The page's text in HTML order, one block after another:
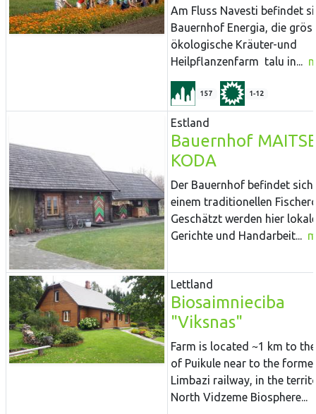
Am Fluss Navesti befindet
Bauernhof Energia, die
ökologische Kräuter-und
Heilpflanzenfarm talu in...
157 1-12
Estland
Bauernhof
KODA
Der Bauernhof befindet sich
einem traditionellen
Geschätzt werden hier
Gerichte und Handarbeit...
Lettland
Biosaimnieciba
"Viksnas"
Farm is located ~1 km to
of Puikule near to the
Limbazi railway, in the
North Vidzeme Biosphere...